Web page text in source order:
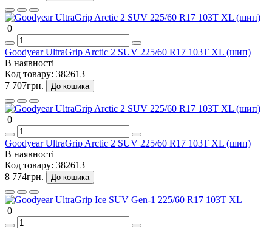
0
Goodyear UltraGrip Arctic 2 SUV 225/60 R17 103T XL (шип)
В наявності
Код товару: 382613
7 707грн.
До кошика
0
Goodyear UltraGrip Arctic 2 SUV 225/60 R17 103T XL (шип)
В наявності
Код товару: 382613
8 774грн.
До кошика
0